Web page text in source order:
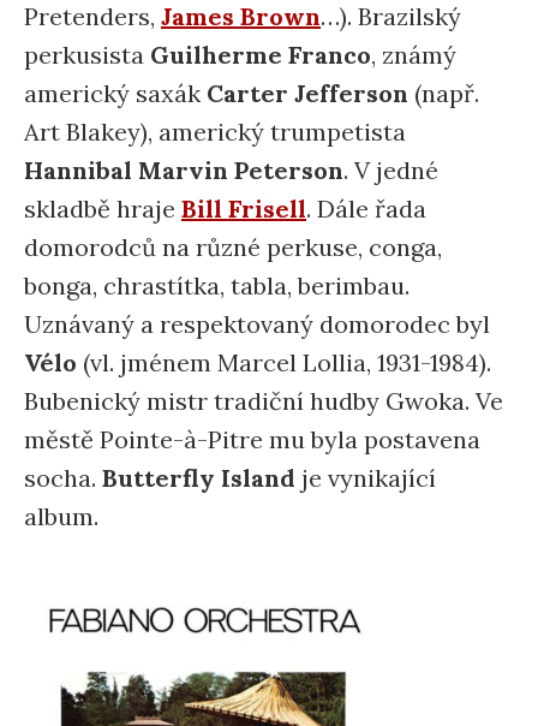
Pretenders, James Brown…). Brazilský
perkusista Guilherme Franco, známý
americký saxák Carter Jefferson (např.
Art Blakey), americký trumpetista
Hannibal Marvin Peterson. V jedné
skladbě hraje Bill Frisell. Dále řada
domorodců na různé perkuse, conga,
bonga, chrastítka, tabla, berimbau.
Uznávaný a respektovaný domorodec byl
Vélo (vl. jménem Marcel Lollia, 1931-1984).
Bubenický mistr tradiční hudby Gwoka. Ve
městě Pointe-à-Pitre mu byla postavena
socha. Butterfly Island je vynikající
album.